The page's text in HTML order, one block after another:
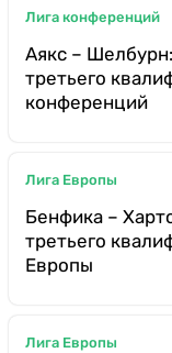
Лига конференций
Аякс –
третьего
конференций
Лига Европы
Бенфика –
третьего
Европы
Лига Европы